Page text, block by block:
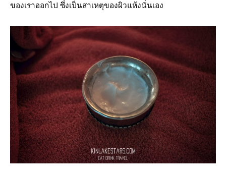
ของเราออกไป ซึ่งเป็นสาเหตุของผิวแห้งนั่นเอง